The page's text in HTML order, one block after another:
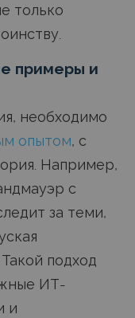
только
примеры и
необходимо
опытом, с
Например,
с
за теми,
подход
ИТ-
и